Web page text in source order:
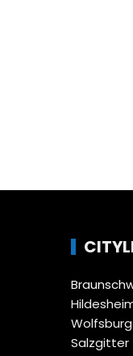
Wolfsburg
Salzgitter